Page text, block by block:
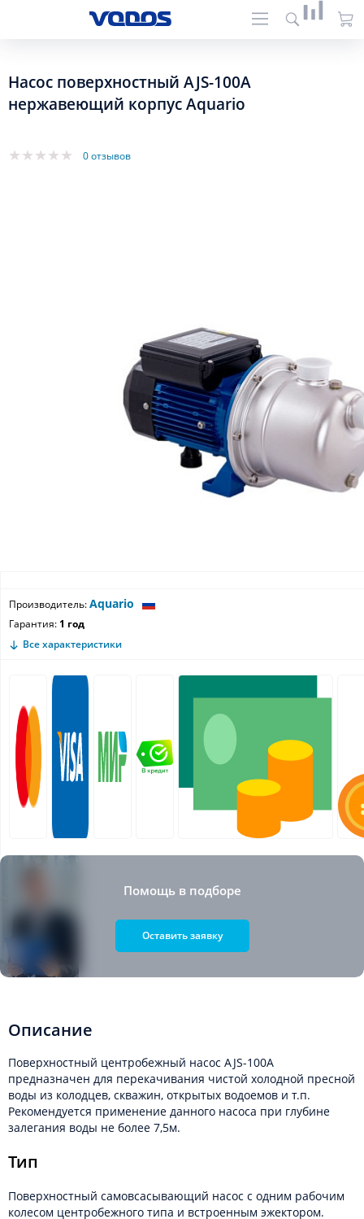
Насос поверхностный AJS-100A
нержавеющий корпус Aquario
0 отзывов
Производитель:Aquario
Гарантия: 1 год
Все характеристики
Помощь в подборе
Оставить заявку
Описание
Поверхностный центробежный насос AJS-100A
предназначен для перекачивания чистой холодной пресной
воды из колодцев, скважин, открытых водоемов и т.п.
Рекомендуется применение данного насоса при глубине
залегания воды не более 7,5м.
Тип
Поверхностный самовсасывающий насос с одним рабочим
колесом центробежного типа и встроенным эжектором.